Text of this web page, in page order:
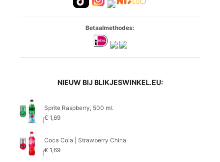
Betaalmethodes:
NIEUW BIJ BLIKJESWINKEL.EU:
Sprite Raspberry, 500 ml.
€ 1,69
Coca Cola | Strawberry China
€ 1,69